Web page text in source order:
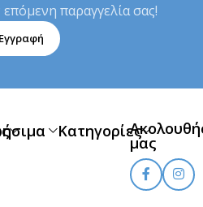
παραγγελία σας!
Εγγραφή
Κατηγορίες
μας